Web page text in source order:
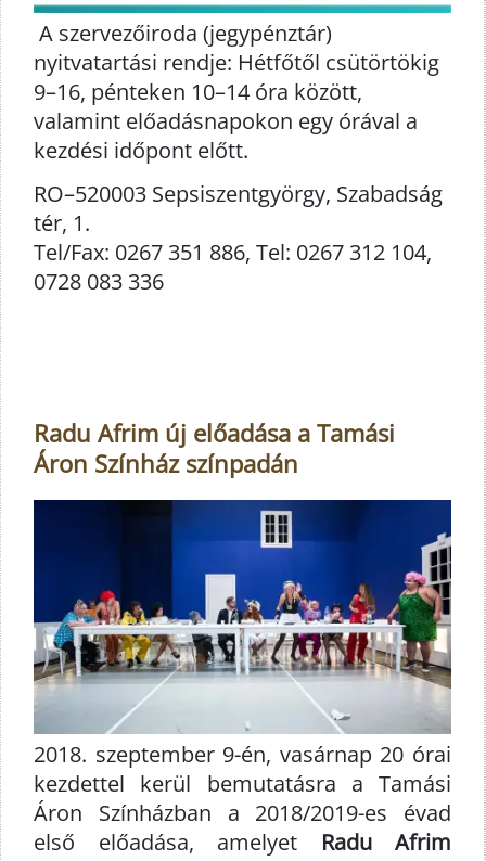
A szervezőiroda (jegypénztár)
nyitvatartási rendje: Hétfőtől csütörtökig
9–16, pénteken 10–14 óra között,
valamint előadásnapokon egy órával a
kezdési időpont előtt.
RO–520003 Sepsiszentgyörgy, Szabadság
tér, 1.
Tel/Fax: 0267 351 886, Tel: 0267 312 104,
0728 083 336
Radu Afrim új előadása a Tamási
Áron Színház színpadán
2018. szeptember 9-én, vasárnap 20 órai
kezdettel kerül bemutatásra a Tamási
Áron Színházban a 2018/2019-es évad
első előadása, amelyet Radu Afrim